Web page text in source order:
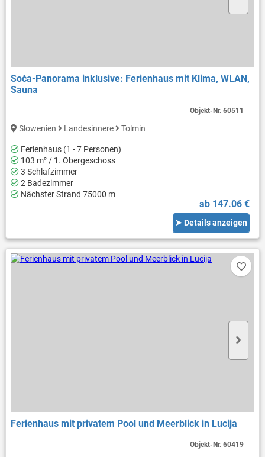
Soča-Panorama inklusive: Ferienhaus mit Klima, WLAN,
Sauna
Slowenien Landesinnere Tolmin
Ferienhaus (1 - 7 Personen)
103 m² / 1. Obergeschoss
3 Schlafzimmer
2 Badezimmer
Nächster Strand 75000 m
ab 147.06 €
➤ Details anzeigen
Objekt-Nr.60511
Ferienhaus mit privatem Pool und Meerblick in Lucija
Objekt-Nr.60419